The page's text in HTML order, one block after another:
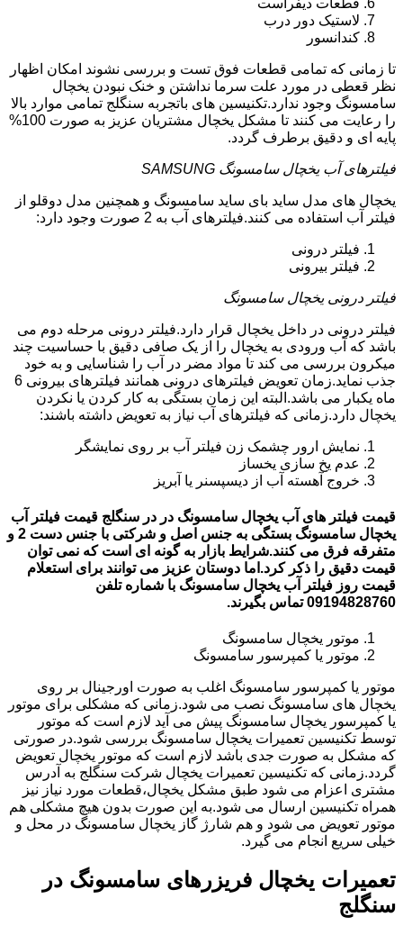
لاستیک دور درب
کندانسور
تا زمانی که تمامی قطعات فوق تست و بررسی نشوند امکان اظهار
نظر قعطی در مورد علت سرما نداشتن و خنک نبودن یخچال
سامسونگ وجود ندارد.تکنیسین های باتجربه سنگلج تمامی موارد بالا
را رعایت می کنند تا مشکل یخچال مشتریان عزیز به صورت 100%
پایه ای و دقیق برطرف گردد.
فیلترهای آب یخچال سامسونگ SAMSUNG
یخچال های مدل ساید بای ساید سامسونگ و همچنین مدل دوقلو از
فیلتر آب استفاده می کنند.فیلترهای آب به 2 صورت وجود دارد:
فیلتر درونی
فیلتر بیرونی
فیلتر درونی یخچال سامسونگ
فیلتر درونی در داخل یخچال قرار دارد.فیلتر درونی مرحله دوم می
باشد که آب ورودی به یخچال را از یک صافی دقیق با حساسیت چند
میکرون بررسی می کند تا مواد مضر در آب را شناسایی و به خود
جذب نماید.زمان تعویض فیلترهای درونی همانند فیلترهای بیرونی 6
ماه یکبار می باشد.البته این زمان بستگی به کار کردن یا نکردن
یخچال دارد.زمانی که فیلترهای آب نیاز به تعویض داشته باشند:
نمایش ارور چشمک زن فیلتر آب بر روی نمایشگر
عدم یخ سازی یخساز
خروج آهسته آب از دیسپسنر یا آبریز
قیمت فیلتر های آب یخچال سامسونگ در در سنگلج قیمت فیلتر آب
یخچال سامسونگ بستگی به جنس اصل و شرکتی با جنس دست 2 و
متفرقه فرق می کنند.شرایط بازار به گونه ای است که نمی توان
قیمت دقیق را ذکر کرد.اما دوستان عزیز می توانند برای استعلام
قیمت روز فیلتر آب یخچال سامسونگ با شماره تلفن
09194828760 تماس بگیرند.
موتور یخچال سامسونگ
موتور یا کمپرسور سامسونگ
موتور یا کمپرسور سامسونگ اغلب به صورت اورجینال بر روی
یخچال های سامسونگ نصب می شود.زمانی که مشکلی برای موتور
یا کمپرسور یخچال سامسونگ پیش می آید لازم است که موتور
توسط تکنیسین تعمیرات یخچال سامسونگ بررسی شود.در صورتی
که مشکل به صورت جدی باشد لازم است که موتور یخچال تعویض
گردد.زمانی که تکنیسین تعمیرات یخچال شرکت سنگلج به آدرس
مشتری اعزام می شود طبق مشکل یخچال،قطعات مورد نیاز نیز
همراه تکنیسین ارسال می شود.به این صورت بدون هیچ مشکلی هم
موتور تعویض می شود و هم شارژ گاز یخچال سامسونگ در محل و
خیلی سریع انجام می گیرد.
تعمیرات یخچال فریزرهای سامسونگ در
سنگلج